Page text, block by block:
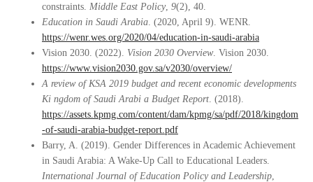
constraints. Middle East Policy 9(2), 40.
Education in Saudi Arabia . (2020, April 9). WENR.
https://wenr.wes.org/2020/04/education-in-saudi-arabia
Vision 2030. (2022). Vision 2030 Overview. Vision 2030.
https://www.vision2030.gov.sa/v2030/overview/
A review of KSA 2019 budget and recent economic developments
Ki ngdom of Saudi Arabi a Budget Report . (2018).
https://assets.kpmg.com/content/dam/kpmg/sa/pdf/2018/kingdom
-of-saudi-arabia-budget-report.pdf
Barry, A. (2019). Gender Differences in Academic Achievement
in Saudi Arabia: A Wake-Up Call to Educational Leaders.
International Journal of Education Policy and Leadership